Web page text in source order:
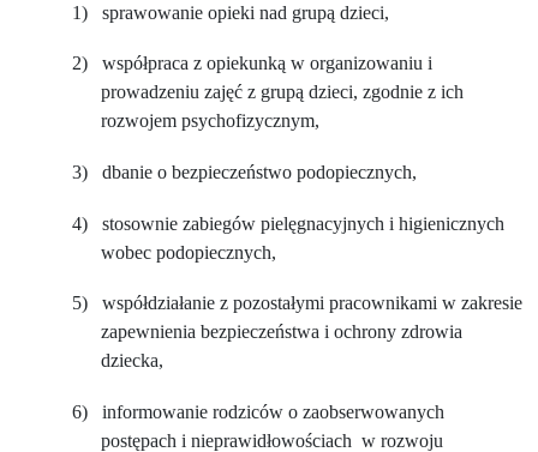
1) sprawowanie opieki nad grupą dzieci,
2)
współpraca z opiekunką w organizowaniu i
prowadzeniu zajęć z grupą dzieci, zgodnie z ich
rozwojem psychofizycznym,
3) dbanie o bezpieczeństwo podopiecznych,
4)
stosownie zabiegów pielęgnacyjnych i higienicznych
wobec podopiecznych,
5)
współdziałanie z pozostałymi pracownikami w zakresie
zapewnienia bezpieczeństwa i ochrony zdrowia
dziecka,
6)
informowanie rodziców o zaobserwowanych
postępach i nieprawidłowościach w rozwoju